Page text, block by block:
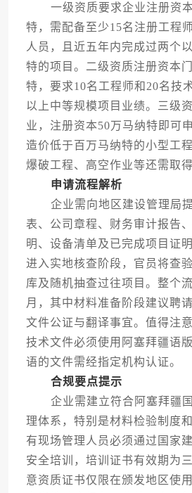
一级资质要求企业注册资本
特，需配备至少15名注册工程
人员，且近五年内完成过两个
特的项目。二级资质注册资本
特，要求10名工程师和20名技
以上中等规模项目业绩。三级
业，注册资本50万马纳特即可
造价低于百万马纳特的小型工
爆破工程、高空作业等还需取
申请流程解析
企业需向地区建设管理局提
表、公司章程、财务审计报告
明、设备清单及已完成项目证
进入实地核查阶段，官员将查
库及随机抽查过往项目。整个
月，其中材料准备阶段建议聘
文件公证与翻译事宜。值得注
技术文件必须使用阿塞拜疆语
语的文件需经指定机构认证。
合规要点提示
企业需建立符合阿塞拜疆国
理体系，特别是材料检验制度
有现场管理人员必须通过国家
安全培训，培训证书有效期为
意资质证书仅限在颁发地区使